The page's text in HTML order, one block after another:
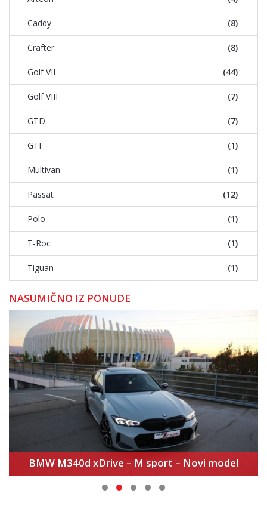
Caddy (8)
Crafter (8)
Golf VII (44)
Golf VIII (7)
GTD (7)
GTI (1)
Multivan (1)
Passat (12)
Polo (1)
T-Roc (1)
Tiguan (1)
NASUMIČNO IZ PONUDE
Volkswagen Golf 8 2.0 TDI – Match